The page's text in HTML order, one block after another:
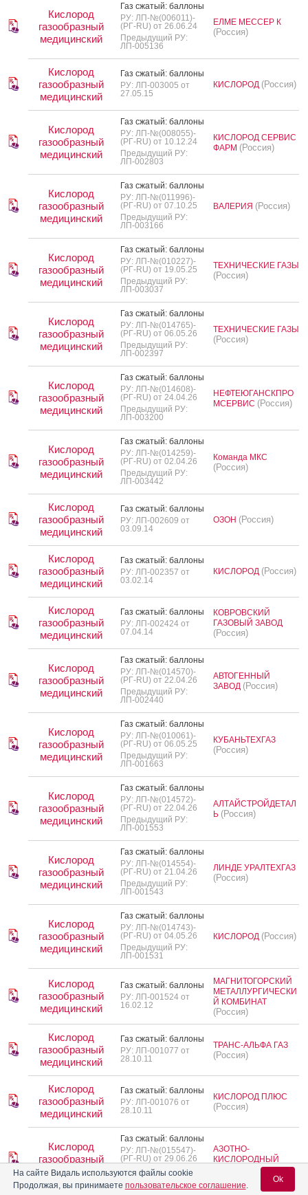
Кислород
газообразный
медицинский
Газ сжа­тый: бал­ло­ны
РУ: ЛП-№(006011)-
(РГ-RU) от 26.06.24
Предыдущий РУ:
ЛП-005136
ЕЛМЕ МЕССЕР К
(Россия)
Кислород
газообразный
медицинский
Газ сжа­тый: бал­ло­ны
РУ: ЛП-003005 от
27.05.15
КИСЛОРОД (Россия)
Кислород
газообразный
медицинский
Газ сжа­тый: бал­ло­ны
РУ: ЛП-№(008055)-
(РГ-RU) от 10.12.24
Предыдущий РУ:
ЛП-002803
КИСЛОРОД СЕРВИС
ФАРМ (Россия)
Кислород
газообразный
медицинский
Газ сжа­тый: бал­ло­ны
РУ: ЛП-№(011996)-
(РГ-RU) от 07.10.25
Предыдущий РУ:
ЛП-003166
ВАЛЕРИЯ (Россия)
Кислород
газообразный
медицинский
Газ сжа­тый: бал­ло­ны
РУ: ЛП-№(010227)-
(РГ-RU) от 19.05.25
Предыдущий РУ:
ЛП-003037
ТЕХНИЧЕСКИЕ ГАЗЫ
(Россия)
Кислород
газообразный
медицинский
Газ сжа­тый: бал­ло­ны
РУ: ЛП-№(014765)-
(РГ-RU) от 06.05.26
Предыдущий РУ:
ЛП-002397
ТЕХНИЧЕСКИЕ ГАЗЫ
(Россия)
Кислород
газообразный
медицинский
Газ сжа­тый: бал­ло­ны
РУ: ЛП-№(014608)-
(РГ-RU) от 24.04.26
Предыдущий РУ:
ЛП-003200
НЕФТЕЮГАНСКПРО
МСЕРВИС (Россия)
Кислород
газообразный
медицинский
Газ сжа­тый: бал­ло­ны
РУ: ЛП-№(014259)-
(РГ-RU) от 02.04.26
Предыдущий РУ:
ЛП-003442
Команда МКС
(Россия)
Кислород
газообразный
медицинский
Газ сжа­тый: бал­ло­ны
РУ: ЛП-002609 от
03.09.14
ОЗОН (Россия)
Кислород
газообразный
медицинский
Газ сжа­тый: бал­ло­ны
РУ: ЛП-002357 от
03.02.14
КИСЛОРОД (Россия)
Кислород
газообразный
медицинский
Газ сжа­тый: бал­ло­ны
РУ: ЛП-002424 от
07.04.14
КОВРОВСКИЙ
ГАЗОВЫЙ ЗАВОД
(Россия)
Кислород
газообразный
медицинский
Газ сжа­тый: бал­ло­ны
РУ: ЛП-№(014570)-
(РГ-RU) от 22.04.26
Предыдущий РУ:
ЛП-002440
АВТОГЕННЫЙ
ЗАВОД (Россия)
Кислород
газообразный
медицинский
Газ сжа­тый: бал­ло­ны
РУ: ЛП-№(010061)-
(РГ-RU) от 06.05.25
Предыдущий РУ:
ЛП-001663
КУБАНЬТЕХГАЗ
(Россия)
Кислород
газообразный
медицинский
Газ сжа­тый: бал­ло­ны
РУ: ЛП-№(014572)-
(РГ-RU) от 22.04.26
Предыдущий РУ:
ЛП-001553
АЛТАЙСТРОЙДЕТАЛ
Ь (Россия)
Кислород
газообразный
медицинский
Газ сжа­тый: бал­ло­ны
РУ: ЛП-№(014554)-
(РГ-RU) от 21.04.26
Предыдущий РУ:
ЛП-001543
ЛИНДЕ УРАЛТЕХГАЗ
(Россия)
Кислород
газообразный
медицинский
Газ сжа­тый: бал­ло­ны
РУ: ЛП-№(014743)-
(РГ-RU) от 04.05.26
Предыдущий РУ:
ЛП-001531
КИСЛОРОД (Россия)
Кислород
газообразный
медицинский
Газ сжа­тый: бал­ло­ны
РУ: ЛП-001524 от
16.02.12
МАГНИТОГОРСКИЙ
МЕТАЛЛУРГИЧЕСКИ
Й КОМБИНАТ
(Россия)
Кислород
газообразный
медицинский
Газ сжа­тый: бал­ло­ны
РУ: ЛП-001077 от
28.10.11
ТРАНС-АЛЬФА ГАЗ
(Россия)
Кислород
газообразный
медицинский
Газ сжа­тый: бал­ло­ны
РУ: ЛП-001076 от
28.10.11
КИСЛОРОД ПЛЮС
(Россия)
Кислород
газообразный
медицинский
Газ сжа­тый: бал­ло­ны
РУ: ЛП-№(015547)-
(РГ-RU) от 29.06.26
Предыдущий РУ:
ЛП-000786
АЗОТНО-
КИСЛОРОДНЫЙ
(Россия)
На сайте Видаль используются файлы cookie
Продолжая, вы принимаете пользовательское соглашение.
Ok